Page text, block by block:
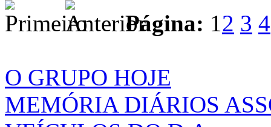
Página: 12 3 4
O GRUPO HOJE
MEMÓRIA DIÁRIOS